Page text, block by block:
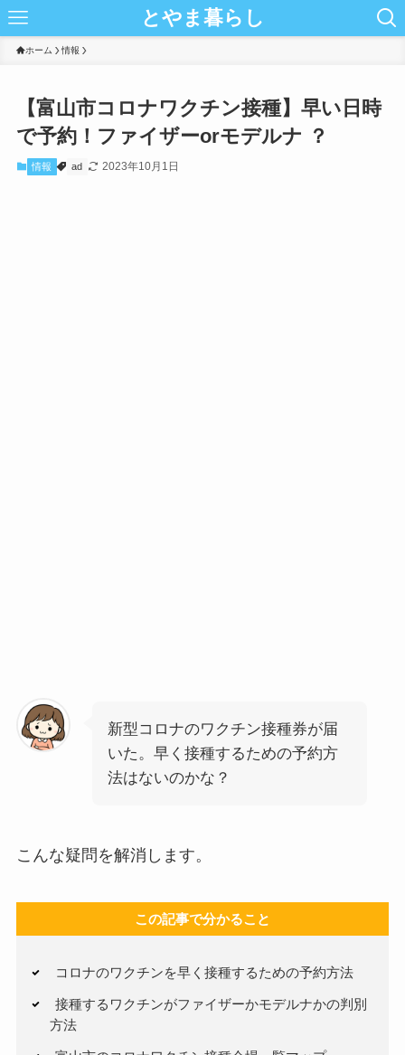
とやま暮らし
ホーム 情報
【富山市コロナワクチン接種】早い日時
で予約！ファイザーorモデルナ ？
情報 ad 2023年10月1日
新型コロナのワクチン接種券が届
いた。早く接種するための予約方
法はないのかな？
こんな疑問を解消します。
この記事で分かること
コロナのワクチンを早く接種するための予約方法
接種するワクチンがファイザーかモデルナかの判別
方法